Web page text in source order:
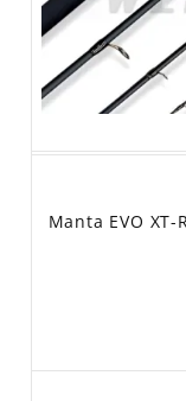
Manta EVO